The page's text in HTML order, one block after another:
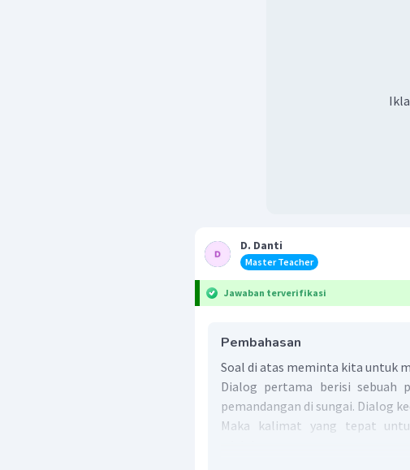
D. Danti
Master Teacher
Jawaban terverifikasi
Pembahasan
Soal di atas meminta kita untuk
Dialog pertama berisi sebuah
pemandangan di sungai. Dialog
Maka kalimat yang tepat